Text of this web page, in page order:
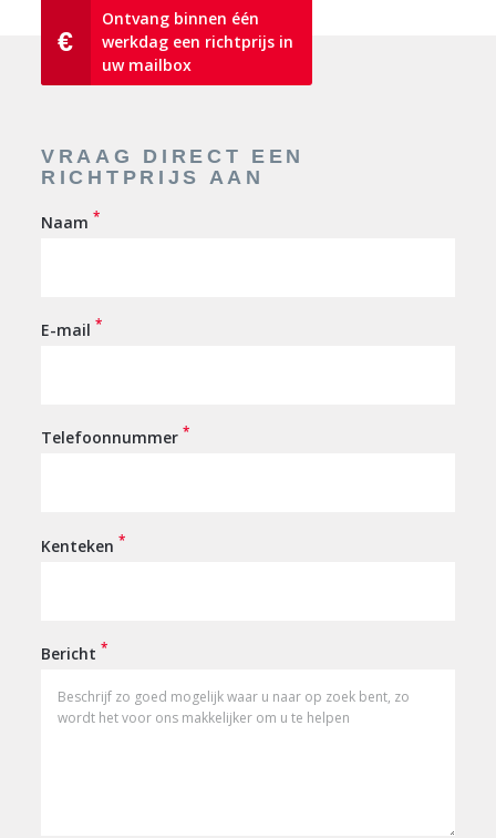
VRAAG DIRECT EEN
RICHTPRIJS AAN
Naam *
E-mail *
Telefoonnummer *
Kenteken *
Bericht *
€
Ontvang binnen één
werkdag een richtprijs in
uw mailbox